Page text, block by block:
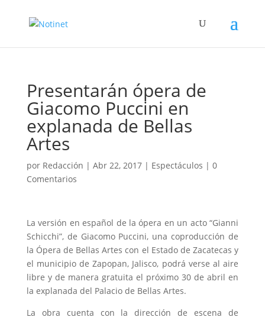
Presentarán ópera de
Giacomo Puccini en
explanada de Bellas
Artes
por Redacción | Abr 22, 2017| Espectáculos | 0
Comentarios
La versión en español de la ópera en un acto “Gianni
Schicchi”, de Giacomo Puccini, una coproducción de
la Ópera de Bellas Artes con el Estado de Zacatecas y
el municipio de Zapopan, Jalisco, podrá verse al aire
libre y de manera gratuita el próximo 30 de abril en
la explanada del Palacio de Bellas Artes.
La obra cuenta con la dirección de escena de